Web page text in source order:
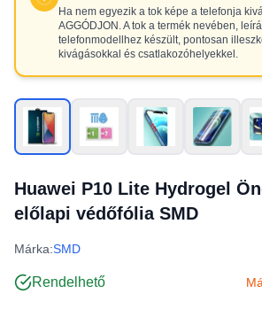
Ha nem egyezik a tok képe a telefonja
AGGÓDJON. A tok a termék nevében,
telefonmodellhez készült, pontosan
kivágásokkal és csatlakozóhelyekkel.
Huawei P10 Lite Hydrogel
előlapi védőfólia SMD
Márka:SMD
Rendelhető